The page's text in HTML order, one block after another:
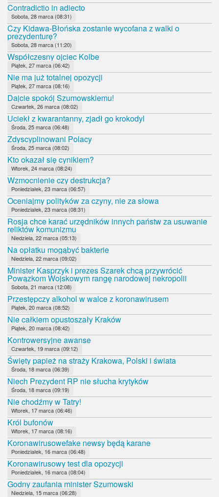
Contradictio in adiecto
Sobota, 28 marca (08:31)
Czy Kidawa-Błońska zostanie wycofana z walki o
prezydenturę?
Sobota, 28 marca (11:20)
Współczesny ojciec Kolbe
Piątek, 27 marca (06:42)
Nie ma już totalnej opozycji
Piątek, 27 marca (08:16)
Dajcie spokój Szumowskiemu!
Czwartek, 26 marca (08:02)
Uciekł z kwarantanny, zjadł go krokodyl
Środa, 25 marca (06:48)
Zdyscyplinowani Polacy
Środa, 25 marca (08:02)
Kto okazał się cynikiem?
Wtorek, 24 marca (08:24)
Wzmocnienie czy destrukcja?
Poniedziałek, 23 marca (06:57)
Oceniajmy polityków za czyny, nie za słowa
Poniedziałek, 23 marca (08:31)
Rosja chce karać urzędników innych państw za usuwanie
reliktów komunizmu
Niedziela, 22 marca (05:13)
Na opłatku mogąbyć bakterie
Niedziela, 22 marca (09:02)
Minister Kasprzyk i prezes Szarek chcą przywrócić
Powązkom Wojskowym rangę narodowej nekropolii
Sobota, 21 marca (12:08)
Przestępczy alkohol w walce z koronawirusem
Piątek, 20 marca (08:52)
Nie całkiem opustoszały Kraków
Piątek, 20 marca (08:42)
Kontrowersyjne awanse
Czwartek, 19 marca (09:12)
Święty papież na straży Krakowa, Polski i świata
Środa, 18 marca (06:39)
Niech Prezydent RP nie słucha krytyków
Środa, 18 marca (09:19)
Nie chodźmy w Tatry!
Wtorek, 17 marca (06:46)
Król bufonów
Wtorek, 17 marca (08:16)
Koronawirusowefake newsy będą karane
Poniedziałek, 16 marca (06:48)
Koronawirusowy test dla opozycji
Poniedziałek, 16 marca (08:04)
Godny zaufania minister Szumowski
Niedziela, 15 marca (06:28)